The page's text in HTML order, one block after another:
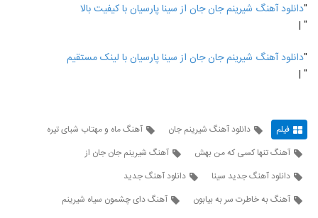
"دانلود آهنگ شیرینم جان جان از سینا پارسیان با کیفیت بالا
" |
"دانلود آهنگ شیرینم جان جان از سینا پارسیان با لینک مستقیم
" |
فیلم دانلود آهنگ شیرینم جان
آهنگ ماه و مهتاب شبای تیره
آهنگ تنها کسی که من بهش
آهنگ شیرینم جان جان از
دانلود آهنگ جدید سینا
دانلود آهنگ جدید
آهنگ به خاطرت سر به بیابون
آهنگ دای چشمون سیاه شیرینم